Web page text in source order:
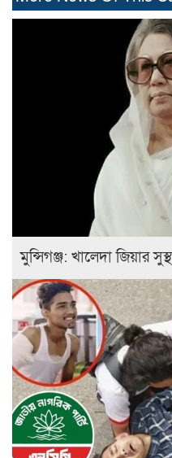
মুন্সিগঞ্জ: খালেদা জিয়ার